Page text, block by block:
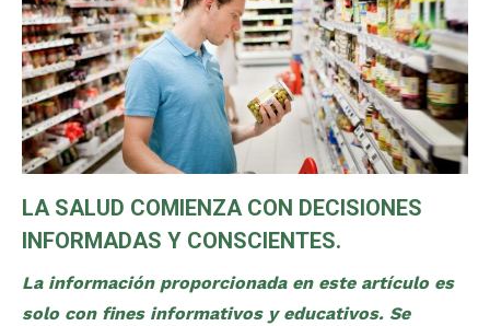
LA SALUD COMIENZA CON DECISIONES
INFORMADAS Y CONSCIENTES.
La información proporcionada en este artículo es
solo con fines informativos y educativos. Se